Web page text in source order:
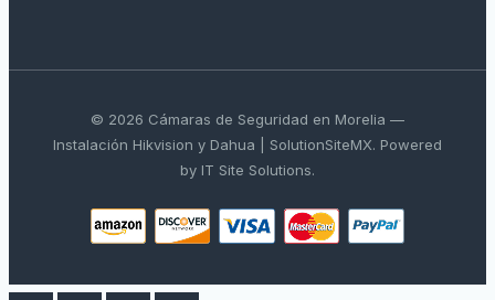
© 2026 Cámaras de Seguridad en Morelia —
Instalación Hikvision y Dahua | SolutionSiteMX. Powered
by IT Site Solutions.